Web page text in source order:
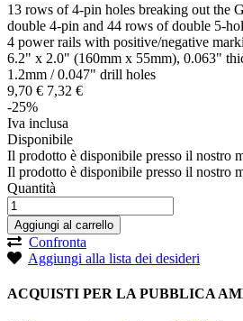
13 rows of 4-pin holes breaking out the
double 4-pin and 44 rows of double 5-
4 power rails with positive/negative
6.2" x 2.0" (160mm x 55mm), 0.063"
1.2mm / 0.047" drill holes
9,70 € 7,32 €
-25%
Iva inclusa
Disponibile
Il prodotto è disponibile presso il nostro
Il prodotto è disponibile presso il nostro
Quantità
Aggiungi al carrello
Confronta
Aggiungi alla lista dei desideri
ACQUISTI PER LA PUBBLICA